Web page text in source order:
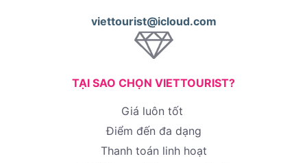
viettourist@icloud.com
TẠI SAO CHỌN VIETTOURIST?
Giá luôn tốt
Điểm đến đa dạng
Thanh toán linh hoạt